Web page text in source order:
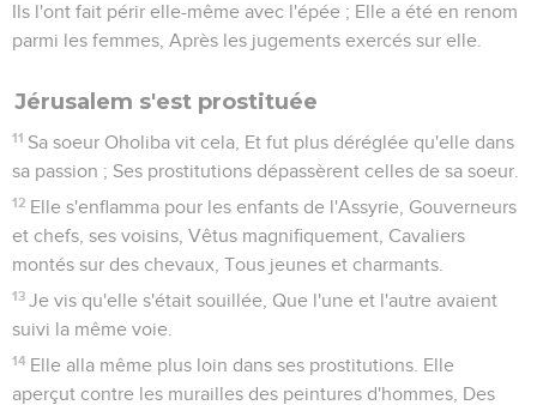
Ils l'ont fait périr elle-même avec l'épée ; Elle a été en renom
parmi les femmes, Après les jugements exercés sur elle.
Jérusalem s'est prostituée
11 Sa soeur Oholiba vit cela, Et fut plus déréglée qu'elle dans
sa passion ; Ses prostitutions dépassèrent celles de sa soeur.
12 Elle s'enflamma pour les enfants de l'Assyrie, Gouverneurs
et chefs, ses voisins, Vêtus magnifiquement, Cavaliers
montés sur des chevaux, Tous jeunes et charmants.
13 Je vis qu'elle s'était souillée, Que l'une et l'autre avaient
suivi la même voie.
14 Elle alla même plus loin dans ses prostitutions. Elle
aperçut contre les murailles des peintures d'hommes, Des